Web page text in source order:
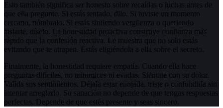
Esto también significa ser honesto sobre recaídas o luchas antes de
que ella pregunte. Si estás tentado, dilo. Si tuviste un momento
cercano, nómbralo. Si estás sintiendo vergüenza o queriendo
aislarte, díselo. La honestidad proactiva construye confianza más
rápido que la confesión reactiva. Le muestra que no solo estás
evitando que te atrapen. Estás eligiéndola a ella sobre el secreto.
Finalmente, la honestidad requiere empatía. Cuando ella hace
preguntas difíciles, no minimices ni evadas. Siéntate con su dolor.
Valida sus sentimientos. Déjala estar enojada, triste o confundida sin
intentar arreglarlo. Su sanación no depende de que tengas respuestas
perfectas. Depende de que estés presente y seas sincero.